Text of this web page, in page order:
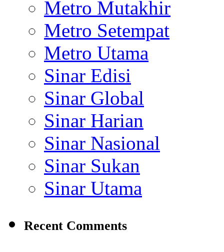
Metro Mutakhir
Metro Setempat
Metro Utama
Sinar Edisi
Sinar Global
Sinar Harian
Sinar Nasional
Sinar Sukan
Sinar Utama
Recent Comments